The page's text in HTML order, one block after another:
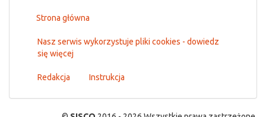
Strona główna
Nasz serwis wykorzystuje pliki cookies - dowiedz
się więcej
Redakcja Instrukcja